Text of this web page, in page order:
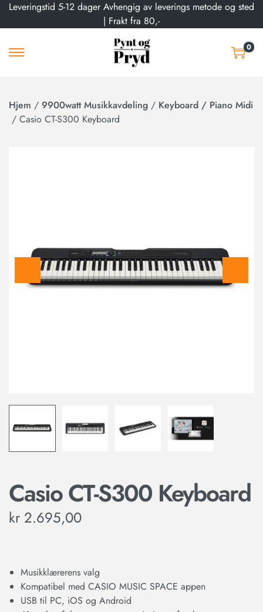
Leveringstid 5-12 dager Avhengig av leverings metode og sted
| Frakt fra 80,-
0
Hjem / 9900watt Musikkavdeling / Keyboard / Piano Midi
/ Casio CT-S300 Keyboard
Casio CT-S300 Keyboard
kr 2.695,00
Musikklærerens valg
Kompatibel med CASIO MUSIC SPACE appen
USB til PC, iOS og Android